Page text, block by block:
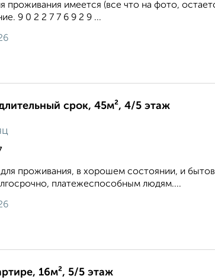
проживания имеется (все что на фото,
9 0 2 2 7 7 6 9 2 9 ...
срок, 45м², 4/5 этаж
проживания, в хорошем состоянии, и
платежеспособным людям....
16м², 5/5 этаж